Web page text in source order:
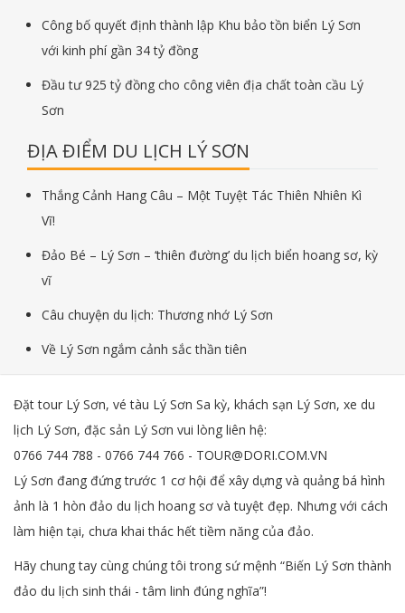
Công bố quyết định thành lập Khu bảo tồn biển Lý Sơn
với kinh phí gần 34 tỷ đồng
Đầu tư 925 tỷ đồng cho công viên địa chất toàn cầu Lý
Sơn
ĐỊA ĐIỂM DU LỊCH LÝ SƠN
Thắng Cảnh Hang Câu – Một Tuyệt Tác Thiên Nhiên Kì
Vĩ!
Đảo Bé – Lý Sơn – ‘thiên đường’ du lịch biển hoang sơ, kỳ
vĩ
Câu chuyện du lịch: Thương nhớ Lý Sơn
Về Lý Sơn ngắm cảnh sắc thần tiên
Đặt tour Lý Sơn, vé tàu Lý Sơn Sa kỳ, khách sạn Lý Sơn, xe du
lịch Lý Sơn, đặc sản Lý Sơn vui lòng liên hệ:
0766 744 788 - 0766 744 766 - TOUR@DORI.COM.VN
Lý Sơn đang đứng trước 1 cơ hội để xây dựng và quảng bá hình
ảnh là 1 hòn đảo du lịch hoang sơ và tuyệt đẹp. Nhưng với cách
làm hiện tại, chưa khai thác hết tiềm năng của đảo.
Hãy chung tay cùng chúng tôi trong sứ mệnh “Biến Lý Sơn thành
đảo du lịch sinh thái - tâm linh đúng nghĩa”!